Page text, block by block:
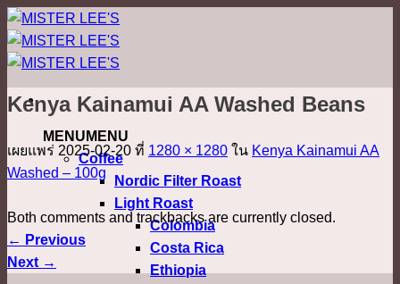
ข้าม
ไป
ยัง
เนื้อหา
MENU MENU
Coffee
Nordic Filter Roast
Light Roast
Colombia
Costa Rica
Ethiopia
Kenya Kainamui AA Washed Beans
เผยแพร่ 2025-02-20 ที่ 1280 × 1280 ใน Kenya Kainamui AA
Washed – 100g
Both comments and trackbacks are currently closed.
← Previous
Next →